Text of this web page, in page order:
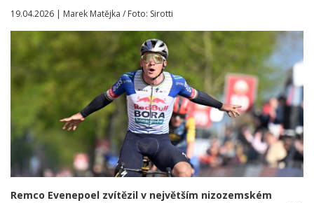
19.04.2026 | Marek Matějka / Foto: Sirotti
Remco Evenepoel zvítězil v největším nizozemském